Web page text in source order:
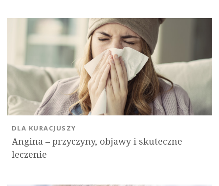
Angina – przyczyny, objawy i skuteczne
leczenie
DLA KURACJUSZY